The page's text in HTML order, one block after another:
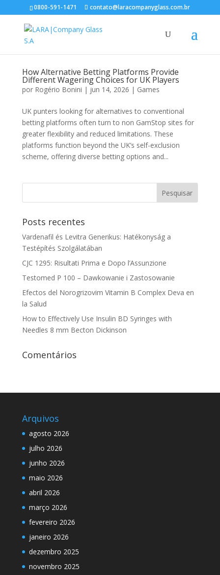
0800-591-1471 contato@laracompanyglass.com.br
How Alternative Betting Platforms Provide
Different Wagering Choices for UK Players
por Rogério Bonini | jun 14, 2026 | Games
UK punters looking for alternatives to conventional
betting platforms often turn to non GamStop sites for
greater flexibility and reduced limitations. These
platforms function beyond the UK’s self-exclusion
scheme, offering diverse betting options and...
Posts recentes
Vardenafil és Levitra Generikus: Hatékonyság a
Testépítés Szolgálatában
CJC 1295: Risultati Prima e Dopo l’Assunzione
Testomed P 100 – Dawkowanie i Zastosowanie
Efectos del Norogrizovim Vitamin B Complex Deva en
la Salud
How to Effectively Use Insulin BD Syringes with
Needles 8 mm Becton Dickinson
Comentários
Arquivos
agosto 2026
julho 2026
junho 2026
maio 2026
abril 2026
março 2026
fevereiro 2026
janeiro 2026
dezembro 2025
novembro 2025